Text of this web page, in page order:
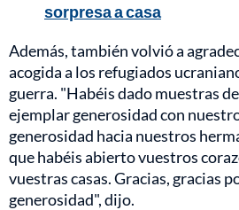
sorpresa a casa
Además, también volvió a
acogida a los refugiados
guerra. "Habéis dado muestras
ejemplar generosidad con
generosidad hacia nuestros
que habéis abierto vuestros
vuestras casas. Gracias, gracias
generosidad", dijo.